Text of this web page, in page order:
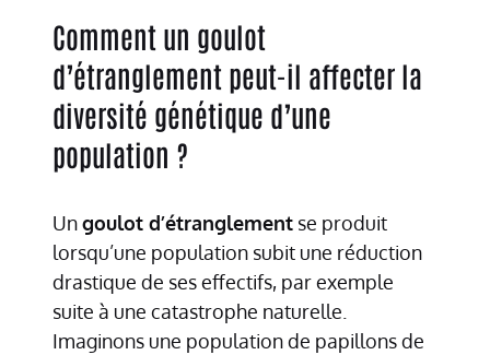
Comment un goulot
d’étranglement peut-il affecter la
diversité génétique d’une
population ?
Ungoulot d’étranglement se produit
lorsqu’une population subit une réduction
drastique de ses effectifs, par exemple
suite à une catastrophe naturelle.
Imaginons une population de papillons de